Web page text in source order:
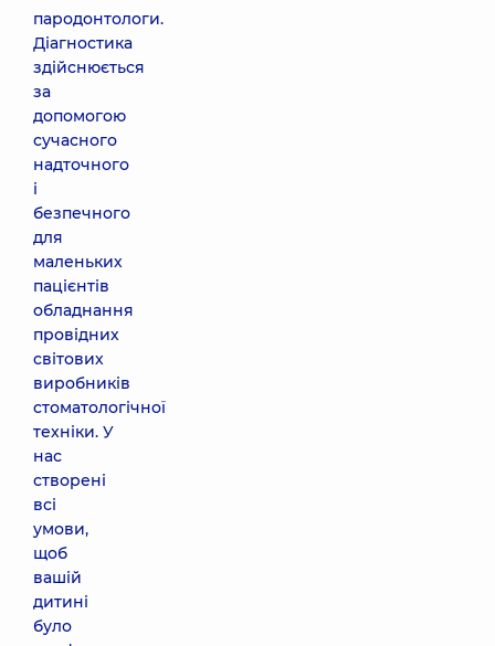
пародонтологи.
Діагностика
здійснюється
за
допомогою
сучасного
надточного
і
безпечного
для
маленьких
пацієнтів
обладнання
провідних
світових
виробників
стоматологічної
техніки. У
нас
створені
всі
умови,
щоб
вашій
дитині
було